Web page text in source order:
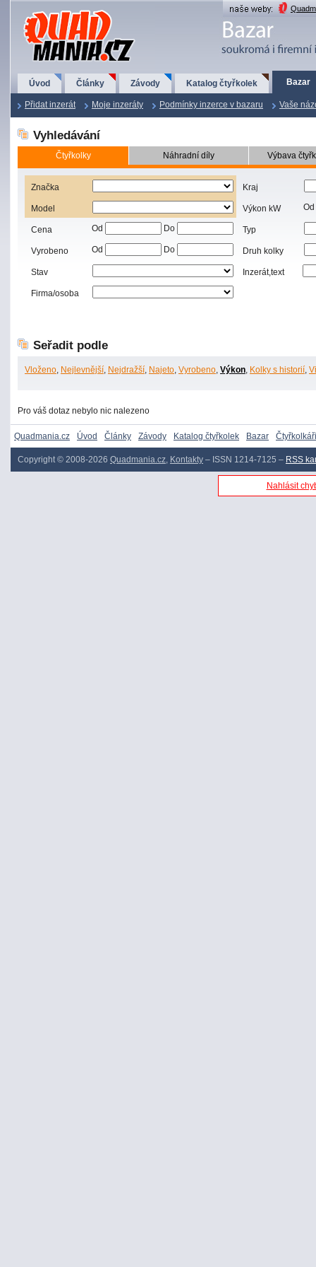
QuadMania.cz
Úvod Články Závody Katalog čtyřkolek Bazar
Přidat inzerát Moje inzeráty Podmínky inzerce v bazaru Vaše
Vyhledávání
Čtyřkolky Náhradní díly Výbava
Značka
Model
Cena Od Do
Vyrobeno Od Do
Stav
Firma/osoba
Kraj
Výkon kW Od
Typ
Druh kolky
Inzerát,text
Seřadit podle
Vloženo, Nejlevnější, Nejdražší, Najeto, Vyrobeno, Výkon, Kolky s historií,
Pro váš dotaz nebylo nic nalezeno
Quadmania.cz Úvod Články Závody Katalog čtyřkolek Bazar Čtyřkolkáři
Copyright © 2008-2026 Quadmania.cz, Kontakty – ISSN 1214-7125 – RSS
Nahlásit